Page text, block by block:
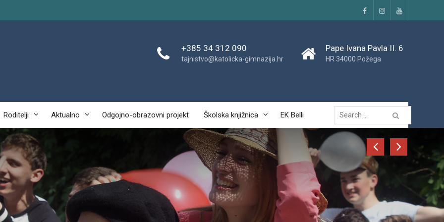
FacebookInstagramYouTube
+385 34 312 090
tajnistvo@katolicka-gimnazija.hr
Pape Ivana Pavla II. 6
HR 34000 Požega
Roditelji Aktualno Odgojno-obrazovni projekt Školska knjižnica EK Belli
Traži...